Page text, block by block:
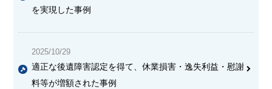
を実現した事例
2025/10/29
適正な後遺障害認定を得て、休業損害・逸失利益・慰謝
料等が増額された事例